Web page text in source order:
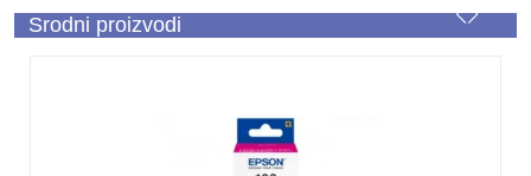
Srodni proizvodi